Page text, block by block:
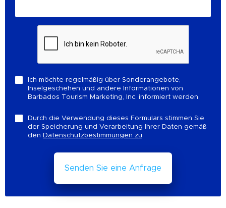
Ich möchte regelmäßig über Sonderangebote,
Inselgeschehen und andere Informationen von
Barbados Tourism Marketing, Inc. informiert werden.
Durch die Verwendung dieses Formulars stimmen Sie
der Speicherung und Verarbeitung Ihrer Daten gemäß
den Datenschutzbestimmungen zu